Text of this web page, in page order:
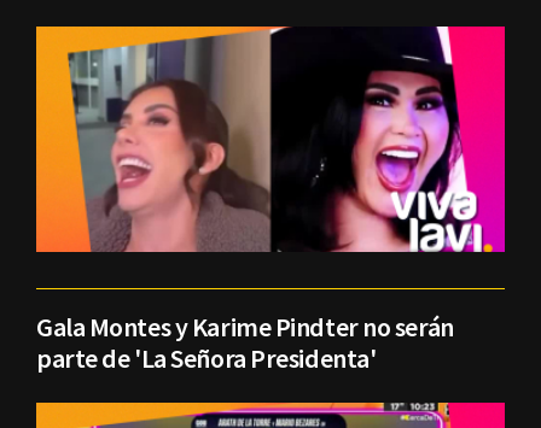
Gala Montes y Karime Pindter no serán
parte de 'La Señora Presidenta'